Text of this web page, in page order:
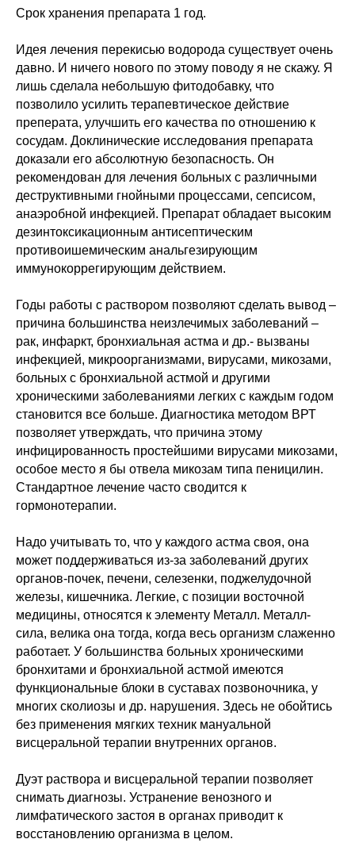
Срок хранения препарата 1 год.
Идея лечения перекисью водорода существует очень
давно. И ничего нового по этому поводу я не скажу. Я
лишь сделала небольшую фитодобавку, что
позволило усилить терапевтическое действие
преперата, улучшить его качества по отношению к
сосудам. Доклинические исследования препарата
доказали его абсолютную безопасность. Он
рекомендован для лечения больных с различными
деструктивными гнойными процессами, сепсисом,
анаэробной инфекцией. Препарат обладает высоким
дезинтоксикационным антисептическим
противоишемическим анальгезирующим
иммунокоррегирующим действием.
Годы работы с раствором позволяют сделать вывод –
причина большинства неизлечимых заболеваний –
рак, инфаркт, бронхиальная астма и др.- вызваны
инфекцией, микроорганизмами, вирусами, микозами,
больных с бронхиальной астмой и другими
хроническими заболеваниями легких с каждым годом
становится все больше. Диагностика методом ВРТ
позволяет утверждать, что причина этому
инфицированность простейшими вирусами микозами,
особое место я бы отвела микозам типа пеницилин.
Стандартное лечение часто сводится к
гормонотерапии.
Надо учитывать то, что у каждого астма своя, она
может поддерживаться из-за заболеваний других
органов-почек, печени, селезенки, поджелудочной
железы, кишечника. Легкие, с позиции восточной
медицины, относятся к элементу Металл. Металл-
сила, велика она тогда, когда весь организм слаженно
работает. У большинства больных хроническими
бронхитами и бронхиальной астмой имеются
функциональные блоки в суставах позвоночника, у
многих сколиозы и др. нарушения. Здесь не обойтись
без применения мягких техник мануальной
висцеральной терапии внутренних органов.
Дуэт раствора и висцеральной терапии позволяет
снимать диагнозы. Устранение венозного и
лимфатического застоя в органах приводит к
восстановлению организма в целом.